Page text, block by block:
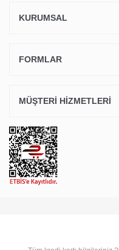
KURUMSAL
FORMLAR
MÜŞTERİ HİZMETLERİ